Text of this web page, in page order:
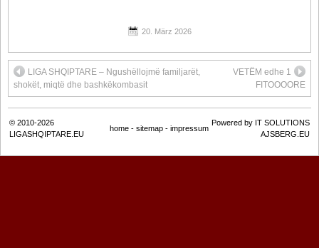
20. März 2026
LIGA SHQIPTARE – Ngushëllojmë familjarët,
shokët, miqtë dhe bashkëkombasit
VETËM edhe 1
FITOOOORE
© 2010-2026
LIGASHQIPTARE.EU
home - sitemap - impressum
Powered by IT SOLUTIONS
AJSBERG.EU